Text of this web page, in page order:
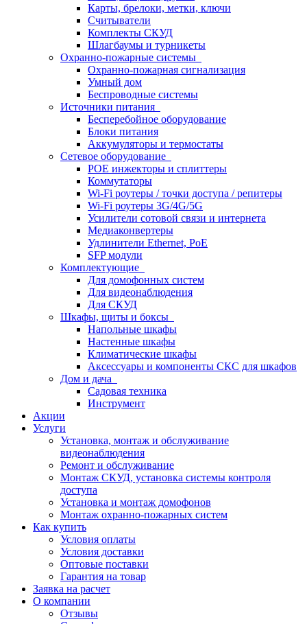
Карты, брелоки, метки, ключи
Считыватели
Комплекты СКУД
Шлагбаумы и турникеты
Охранно-пожарные системы
Охранно-пожарная сигнализация
Умный дом
Беспроводные системы
Источники питания
Бесперебойное оборудование
Блоки питания
Аккумуляторы и термостаты
Сетевое оборудование
POE инжекторы и сплиттеры
Коммутаторы
Wi-Fi роутеры / точки доступа / репитеры
Wi-Fi роутеры 3G/4G/5G
Усилители сотовой связи и интернета
Медиаконвертеры
Удлинители Ethernet, PoE
SFP модули
Комплектующие
Для домофонных систем
Для видеонаблюдения
Для СКУД
Шкафы, щиты и боксы
Напольные шкафы
Настенные шкафы
Климатические шкафы
Аксессуары и компоненты СКС для шкафов
Дом и дача
Садовая техника
Инструмент
Акции
Услуги
Установка, монтаж и обслуживание
видеонаблюдения
Ремонт и обслуживание
Монтаж СКУД, установка системы контроля
доступа
Установка и монтаж домофонов
Монтаж охранно-пожарных систем
Как купить
Условия оплаты
Условия доставки
Оптовые поставки
Гарантия на товар
Заявка на расчет
О компании
Отзывы